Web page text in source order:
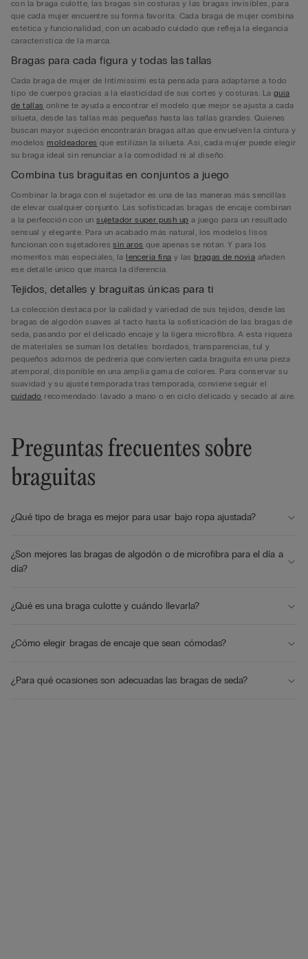
con la braga culotte, las bragas sin costuras y las bragas invisibles, para
que cada mujer encuentre su forma favorita. Cada braga de mujer combina
estética y funcionalidad, con un acabado cuidado que refleja la elegancia
característica de la marca.
Bragas para cada figura y todas las tallas
Cada braga de mujer de Intimissimi está pensada para adaptarse a todo
tipo de cuerpos gracias a la elasticidad de sus cortes y costuras. La guía
de tallas online te ayuda a encontrar el modelo que mejor se ajusta a cada
silueta, desde las tallas más pequeñas hasta las tallas grandes. Quienes
buscan mayor sujeción encontrarán bragas altas que envuelven la cintura y
modelosmoldeadores que estilizan la silueta. Así, cada mujer puede elegir
su braga ideal sin renunciar a la comodidad ni al diseño.
Combina tus braguitas en conjuntos a juego
Combinar la braga con el sujetador es una de las maneras más sencillas
de elevar cualquier conjunto. Las sofisticadas bragas de encaje combinan
a la perfección con unsujetador super push up a juego para un resultado
sensual y elegante. Para un acabado más natural, los modelos lisos
funcionan con sujetadoressin aros que apenas se notan. Y para los
momentos más especiales, lalencería fina y lasbragas de novia añaden
ese detalle único que marca la diferencia.
Tejidos, detalles y braguitas únicas para ti
La colección destaca por la calidad y variedad de sus tejidos, desde las
bragas de algodón suaves al tacto hasta la sofisticación de las bragas de
seda, pasando por el delicado encaje y la ligera microfibra. A esta riqueza
de materiales se suman los detalles: bordados, transparencias, tul y
pequeños adornos de pedrería que convierten cada braguita en una pieza
atemporal, disponible en una amplia gama de colores. Para conservar su
suavidad y su ajuste temporada tras temporada, conviene seguir el
cuidado recomendado: lavado a mano o en ciclo delicado y secado al aire.
Preguntas frecuentes sobre
braguitas
¿Qué tipo de braga es mejor para usar bajo ropa ajustada?
¿Son mejores las bragas de algodón o de microfibra para el día a
día?
¿Qué es una braga culotte y cuándo llevarla?
¿Cómo elegir bragas de encaje que sean cómodas?
¿Para qué ocasiones son adecuadas las bragas de seda?